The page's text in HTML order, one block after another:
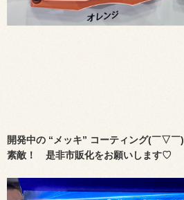
開発中の “メッキ” コーティング(￣▽￣)
素敵！ 是非市販化をお願いします♡